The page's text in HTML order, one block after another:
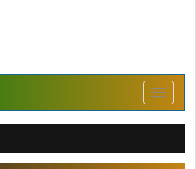
Toggle